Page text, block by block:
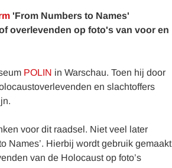
'From Numbers to Names'
overlevenden op foto's van voor en
POLIN in Warschau. Toen hij door
en slachtoffers
voor dit raadsel. Niet veel later
Names’. Hierbij wordt gebruik gemaakt
van de Holocaust op foto’s